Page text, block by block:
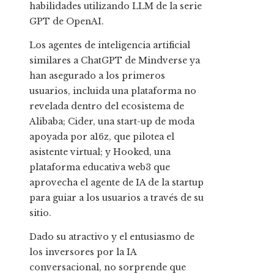
habilidades utilizando LLM de la serie
GPT de OpenAI.
Los agentes de inteligencia artificial
similares a ChatGPT de Mindverse ya
han asegurado a los primeros
usuarios, incluida una plataforma no
revelada dentro del ecosistema de
Alibaba; Cider, una start-up de moda
apoyada por a16z, que pilotea el
asistente virtual; y Hooked, una
plataforma educativa web3 que
aprovecha el agente de IA de la startup
para guiar a los usuarios a través de su
sitio.
Dado su atractivo y el entusiasmo de
los inversores por la IA
conversacional, no sorprende que